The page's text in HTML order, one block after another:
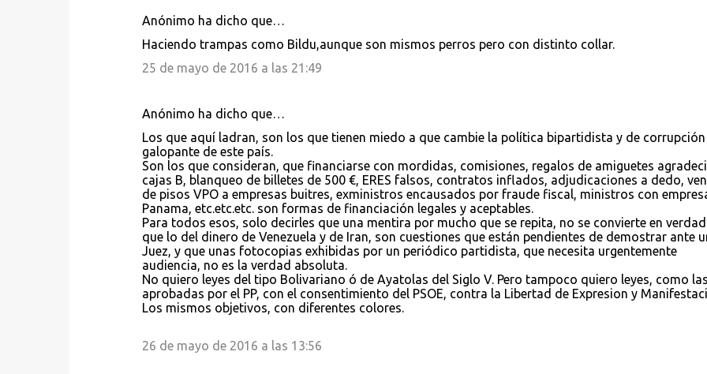
Anónimo ha dicho que…
Haciendo trampas como Bildu,aunque son mismos perros pero con distinto collar.
25 de mayo de 2016 a las 21:49
Anónimo ha dicho que…
Los que aquí ladran, son los que tienen miedo a que cambie la política bipartidista y de corrupción
galopante de este país.
Son los que consideran, que financiarse con mordidas, comisiones, regalos de amiguetes
cajas B, blanqueo de billetes de 500 €, ERES falsos, contratos inflados, adjudicaciones a dedo,
de pisos VPO a empresas buitres, exministros encausados por fraude fiscal, ministros con
Panama, etc.etc.etc. son formas de financiación legales y aceptables.
Para todos esos, solo decirles que una mentira por mucho que se repita, no se convierte en
que lo del dinero de Venezuela y de Iran, son cuestiones que están pendientes de demostrar ante
Juez, y que unas fotocopias exhibidas por un periódico partidista, que necesita urgentemente
audiencia, no es la verdad absoluta.
No quiero leyes del tipo Bolivariano ó de Ayatolas del Siglo V. Pero tampoco quiero leyes, como las
aprobadas por el PP, con el consentimiento del PSOE, contra la Libertad de Expresion y
Los mismos objetivos, con diferentes colores.
26 de mayo de 2016 a las 13:56